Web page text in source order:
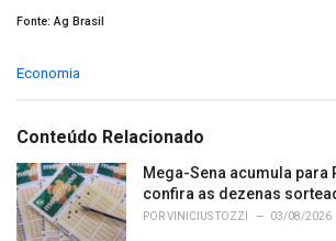
Fonte: Ag Brasil
C
e
o
r
i
e
Economia
Conteúdo Relacionado
Mega-Sena acumula para
confira as dezenas
PORVINICIUS TOZZI 03/08/2026